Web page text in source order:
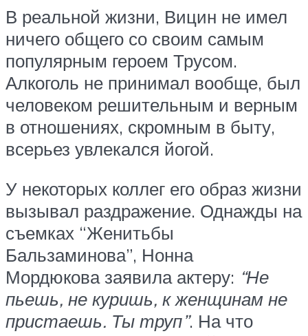
В реальной жизни, Вицин не имел
ничего общего со своим самым
популярным героем Трусом.
Алкоголь не принимал вообще, был
человеком решительным и верным
в отношениях, скромным в быту,
всерьез увлекался йогой.
У некоторых коллег его образ жизни
вызывал раздражение. Однажды на
съемках “Женитьбы
Бальзаминова”, Нонна
Мордюкова заявила актеру: “Не
пьешь, не куришь, к женщинам не
пристаешь. Ты труп”. На что